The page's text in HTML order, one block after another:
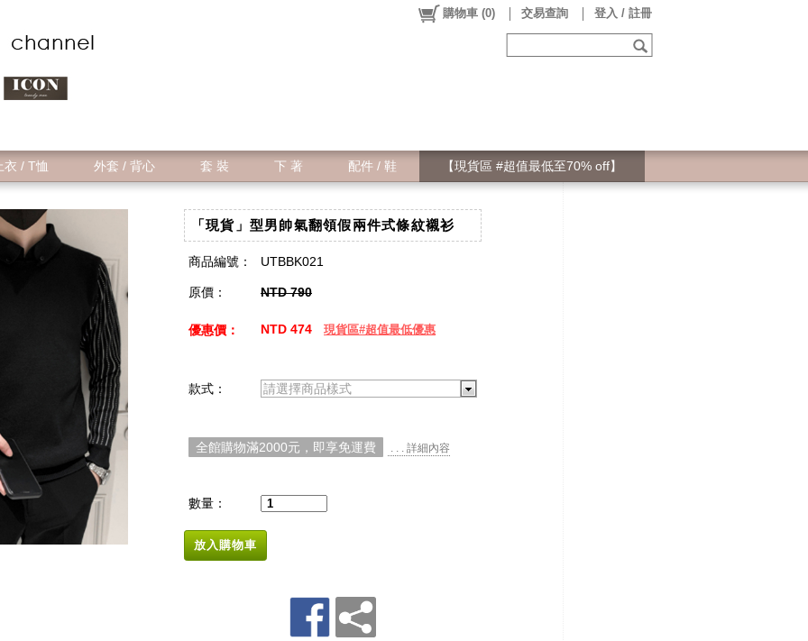
購物車 (0) 交易查詢 登入 / 註冊
衣 / T恤 外套 / 背心 套 裝 下 著 配件 / 鞋 【現貨區 #超值最低至70% off】
「現貨」型男帥氣翻領假兩件式條紋襯衫
商品編號： UTBBK021
原價： NTD 790
優惠價： NTD 474 現貨區#超值最低優惠
款式： 請選擇商品樣式
全館購物滿2000元，即享免運費 . . . 詳細內容
數量：
放入購物車